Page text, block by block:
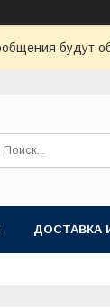
будут
ДОСТАВКА